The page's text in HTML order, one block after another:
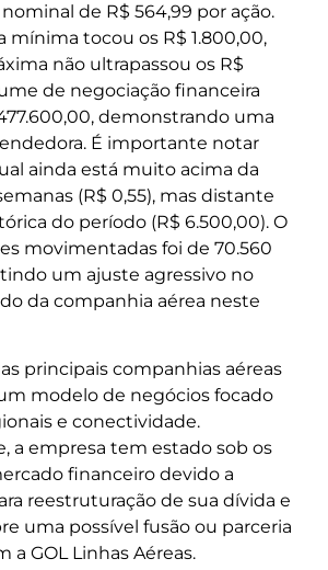
de R$ 564,99 por ação.
mínima tocou os R$ 1.800,00,
não ultrapassou os R$
de negociação financeira
demonstrando uma
É importante notar
ainda está muito acima da
(R$ 0,55), mas distante
do período (R$ 6.500,00). O
movimentadas foi de 70.560
um ajuste agressivo no
da companhia aérea neste
principais companhias aéreas
modelo de negócios focado
e conectividade.
a empresa tem estado sob os
financeiro devido a
reestruturação de sua dívida e
uma possível fusão ou parceria
a GOL Linhas Aéreas.